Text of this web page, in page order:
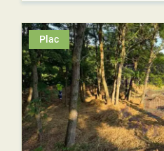
Plac